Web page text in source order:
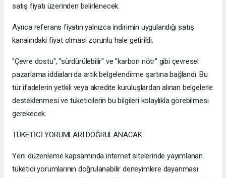
satış fiyatı üzerinden belirlenecek.
Ayrıca referans fiyatın yalnızca indirimin uygulandığı satış
kanalındaki fiyat olması zorunlu hale getirildi.
"Çevre dostu", "sürdürülebilir" ve "karbon nötr" gibi çevresel
pazarlama iddiaları da artık belgelendirme şartına bağlandı. Bu
tür ifadelerin yetkili veya akredite kuruluşlardan alınan belgelerle
desteklenmesi ve tüketicilerin bu bilgileri kolaylıkla görebilmesi
gerekecek.
TÜKETİCİ YORUMLARI DOĞRULANACAK
Yeni düzenleme kapsamında internet sitelerinde yayımlanan
tüketici yorumlarının doğrulanabilir deneyimlere dayanması